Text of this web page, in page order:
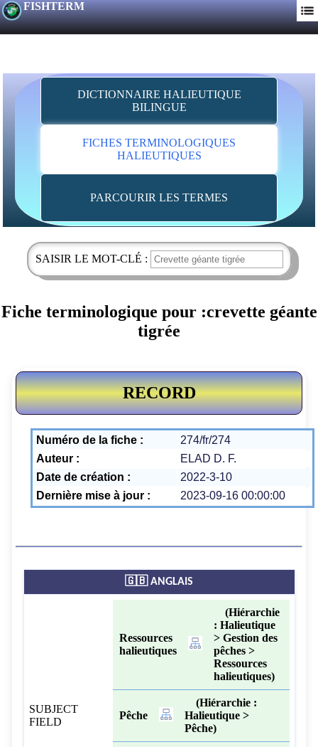
FISHTERM
DICTIONNAIRE HALIEUTIQUE
BILINGUE
FICHES TERMINOLOGIQUES
HALIEUTIQUES
PARCOURIR LES TERMES
SAISIR LE MOT-CLÉ :
Fiche terminologique pour :crevette géante
tigrée
RECORD
Numéro de la fiche :
274/fr/274
Auteur :
ELAD D. F.
Date de création :
2022-3-10
Dernière mise à jour :
2023-09-16 00:00:00
🇬🇧 ANGLAIS
SUBJECT
FIELD
Ressources
halieutiques
(Hiérarchie
: Halieutique
> Gestion des
pêches >
Ressources
halieutiques)
Pêche
(Hiérarchie :
Halieutique >
Pêche)